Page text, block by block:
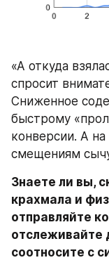
«А откуда
спросит
Сниженное
быстрому
конверсии. А
смещениям
Знаете ли вы,
крахмала и
отправляйте
отслеживайте
соотносите с